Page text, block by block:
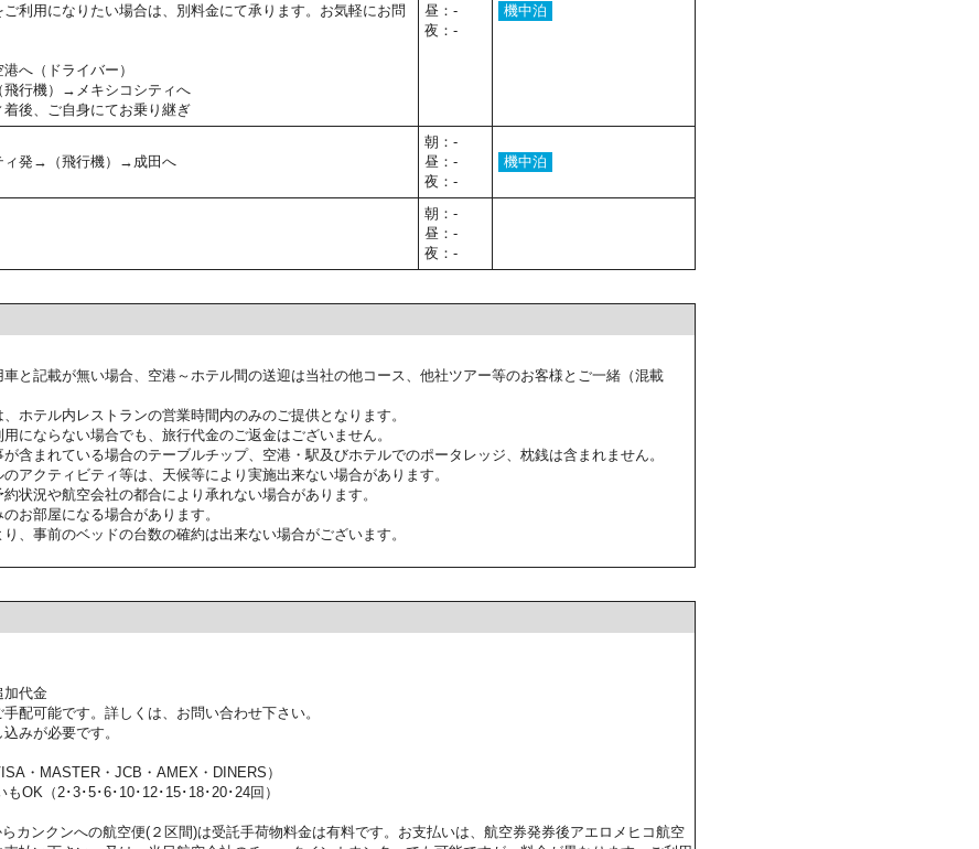
利用になりたい場合は、別料金にて承ります。お気軽にお問
へ（ドライバー）
飛行機）→メキシコシティへ
着後、ご自身にてお乗り継ぎ
昼：-
夜：-
機中泊
ィ発→（飛行機）→成田へ
朝：-
昼：-
夜：-
機中泊
朝：-
昼：-
夜：-
車と記載が無い場合、空港～ホテル間の送迎は当社の他コース、他社ツアー等のお客様とご一緒（混載
ホテル内レストランの営業時間内のみのご提供となります。
にならない場合でも、旅行代金のご返金はございません。
含まれている場合のテーブルチップ、空港・駅及びホテルでのポータレッジ、枕銭は含まれません。
アクティビティ等は、天候等により実施出来ない場合があります。
状況や航空会社の都合により承れない場合があります。
お部屋になる場合があります。
、事前のベッドの台数の確約は出来ない場合がございます。
代金
配可能です。詳しくは、お問い合わせ下さい。
みが必要です。
・MASTER・JCB・AMEX・DINERS）
OK（2･3･5･6･10･12･15･18･20･24回）
カンクンへの航空便(２区間)は受託手荷物料金は有料です。お支払いは、航空券発券後アエロメヒコ航空